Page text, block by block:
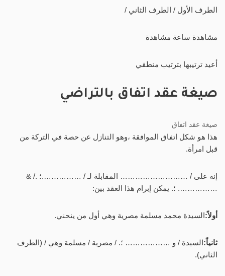
الطرف الأول / الطرف الثاني /
مشاهدة ساعة مشاهدة
أعيد ترتيبها بترتيب منطقي
صيغة عقد اتفاق بالتراضي
صيغة عقد اتفاق
هذا هو شكل اتفاق الموافقة ،وهو التنازل عن حصة في التركة من
قبل امرأة.
إنه على / ……………………… المقابلة لـ / …………….؛ ./ &
……………. ؛. يمكن إبرام هذا العقد بين:
أولاً:السيدة محمد مسلمة مصرية وهي أول من ينحني.
ثانياً:السيدة / و ……………… ؛. / مصرية / مسلمة وهي / (الطرف
الثاني).